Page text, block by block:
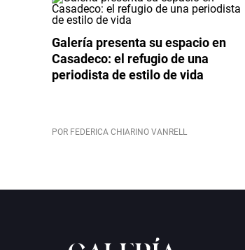
Galería presenta su espacio en
Casadeco: el refugio de una
periodista de estilo de vida
POR FEDERICA CHIARINO VANRELL